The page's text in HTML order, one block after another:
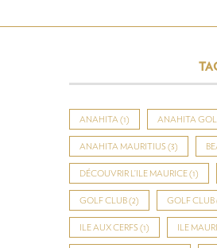
ANAHITA (1) ANAHITA
ANAHITA MAURITIUS (3)
DÉCOUVRIR L’ILE MAURICE(1)
GOLF CLUB(2) GOLF CLUB
ILE AUX CERFS (1) ILE